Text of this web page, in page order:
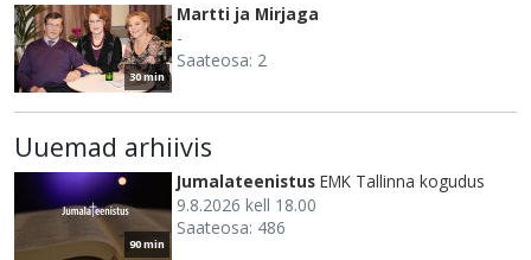
30 min
Martti ja Mirjaga
-
Saateosa: 2
Uuemad arhiivis
90 min
Jumalateenistus EMK Tallinna kogudus
9.8.2026 kell 18.00
Saateosa: 486